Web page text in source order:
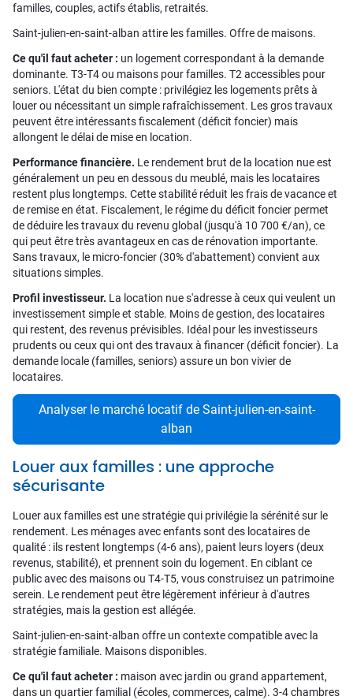
familles, couples, actifs établis, retraités.
Saint-julien-en-saint-alban attire les familles. Offre de maisons.
Ce qu'il faut acheter : un logement correspondant à la demande
dominante. T3-T4 ou maisons pour familles. T2 accessibles pour
seniors. L'état du bien compte : privilégiez les logements prêts à
louer ou nécessitant un simple rafraîchissement. Les gros travaux
peuvent être intéressants fiscalement (déficit foncier) mais
allongent le délai de mise en location.
Performance financière. Le rendement brut de la location nue est
généralement un peu en dessous du meublé, mais les locataires
restent plus longtemps. Cette stabilité réduit les frais de vacance et
de remise en état. Fiscalement, le régime du déficit foncier permet
de déduire les travaux du revenu global (jusqu'à 10 700 €/an), ce
qui peut être très avantageux en cas de rénovation importante.
Sans travaux, le micro-foncier (30% d'abattement) convient aux
situations simples.
Profil investisseur. La location nue s'adresse à ceux qui veulent un
investissement simple et stable. Moins de gestion, des locataires
qui restent, des revenus prévisibles. Idéal pour les investisseurs
prudents ou ceux qui ont des travaux à financer (déficit foncier). La
demande locale (familles, seniors) assure un bon vivier de
locataires.
Analyser le marché locatif de Saint-julien-en-saint-
alban
Louer aux familles : une approche
sécurisante
Louer aux familles est une stratégie qui privilégie la sérénité sur le
rendement. Les ménages avec enfants sont des locataires de
qualité : ils restent longtemps (4-6 ans), paient leurs loyers (deux
revenus, stabilité), et prennent soin du logement. En ciblant ce
public avec des maisons ou T4-T5, vous construisez un patrimoine
serein. Le rendement peut être légèrement inférieur à d'autres
stratégies, mais la gestion est allégée.
Saint-julien-en-saint-alban offre un contexte compatible avec la
stratégie familiale. Maisons disponibles.
Ce qu'il faut acheter : maison avec jardin ou grand appartement,
dans un quartier familial (écoles, commerces, calme). 3-4 chambres